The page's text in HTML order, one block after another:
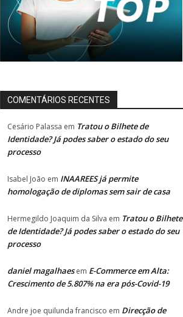
COMENTÁRIOS RECENTES
Cesário Palassa em Tratou o Bilhete de
Identidade? Já podes saber o estado do seu
processo
Isabel João em INAAREES já permite
homologação de diplomas sem sair de casa
Hermegildo Joaquim da Silva em Tratou o Bilhete
de Identidade? Já podes saber o estado do seu
processo
daniel magalhaesem E-Commerce em Alta:
Crescimento de 5.807% na era pós-Covid-19
Andre joe quilunda francisco em Direcção de